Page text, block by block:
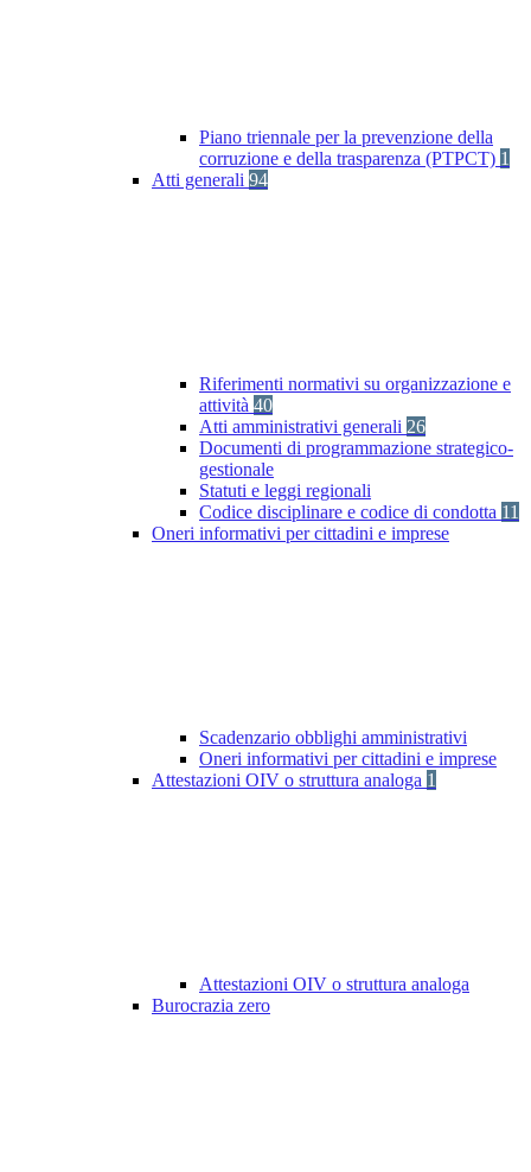
Piano triennale per la prevenzione della
corruzione e della trasparenza (PTPCT) 1
Atti generali 94
Riferimenti normativi su organizzazione e
attività 40
Atti amministrativi generali 26
Documenti di programmazione strategico-
gestionale
Statuti e leggi regionali
Codice disciplinare e codice di condotta 11
Oneri informativi per cittadini e imprese
Scadenzario obblighi amministrativi
Oneri informativi per cittadini e imprese
Attestazioni OIV o struttura analoga 1
Attestazioni OIV o struttura analoga
Burocrazia zero